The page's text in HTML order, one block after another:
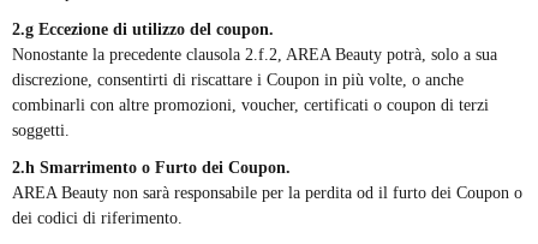
2.g Eccezione di utilizzo del coupon.
Nonostante la precedente clausola 2.f.2, AREA Beauty potrà, solo a sua
discrezione, consentirti di riscattare i Coupon in più volte, o anche
combinarli con altre promozioni, voucher, certificati o coupon di terzi
soggetti.
2.h Smarrimento o Furto dei Coupon.
AREA Beauty non sarà responsabile per la perdita od il furto dei Coupon o
dei codici di riferimento.